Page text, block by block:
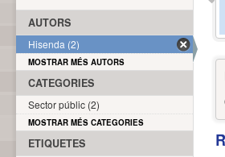
AUTORS
Hisenda (2)
MOSTRAR MÉS AUTORS
CATEGORIES
Sector públic (2)
MOSTRAR MÉS CATEGORIES
ETIQUETES